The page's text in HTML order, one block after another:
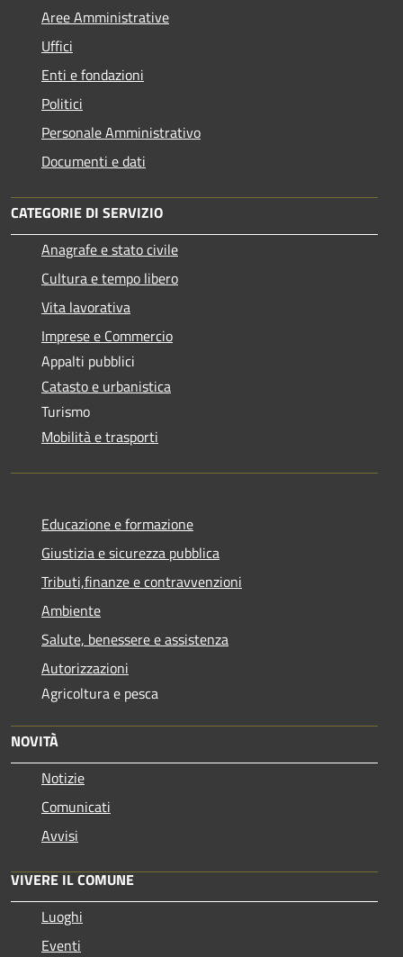
Aree Amministrative
Uffici
Enti e fondazioni
Politici
Personale Amministrativo
Documenti e dati
CATEGORIE DI SERVIZIO
Anagrafe e stato civile
Cultura e tempo libero
Vita lavorativa
Imprese e Commercio
Appalti pubblici
Catasto e urbanistica
Turismo
Mobilità e trasporti
Educazione e formazione
Giustizia e sicurezza pubblica
Tributi,finanze e contravvenzioni
Ambiente
Salute, benessere e assistenza
Autorizzazioni
Agricoltura e pesca
NOVITÀ
Notizie
Comunicati
Avvisi
VIVERE IL COMUNE
Luoghi
Eventi